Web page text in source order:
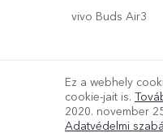
vivo Buds Air3
Copyright © 2026
A vivo adatokra
Ez a webhely
cookie-jait is.
2020. november
Adatvédelmi